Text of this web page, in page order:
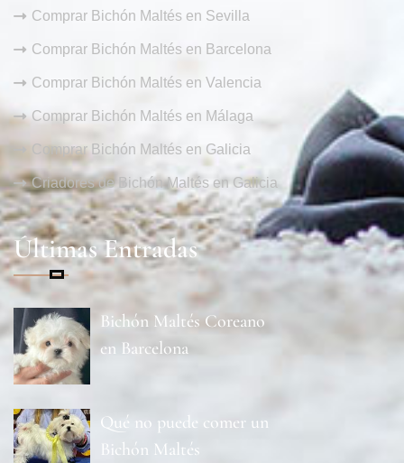
Comprar Bichón Maltés en Sevilla
Comprar Bichón Maltés en Barcelona
Comprar Bichón Maltés en Valencia
Comprar Bichón Maltés en Málaga
Comprar Bichón Maltés en Galicia
Criadores de Bichón Maltés en Galicia
Últimas Entradas
Bichón Maltés Coreano
en Barcelona
Qué no puede comer un
Bichón Maltés